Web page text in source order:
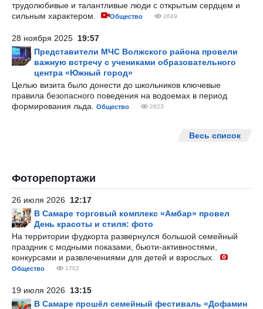
трудолюбивые и талантливые люди с открытым сердцем и
сильным характером.
Общество 2649
28 ноября 2025 19:57
Представители МЧС Волжского района провели
важную встречу с учениками образовательного
центра «Южный город»
Целью визита было донести до школьников ключевые
правила безопасного поведения на водоемах в период
формирования льда.
Общество 2823
Весь список
Фоторепортажи
26 июля 2026 12:17
В Самаре торговый комплекс «Амбар» провел
День красоты и стиля: фото
На территории фудкорта развернулся большой семейный
праздник с модными показами, бьюти-активностями,
конкурсами и развлечениями для детей и взрослых.
Общество 1702
19 июля 2026 13:15
В Самаре прошёл семейный фестиваль «Дофамин